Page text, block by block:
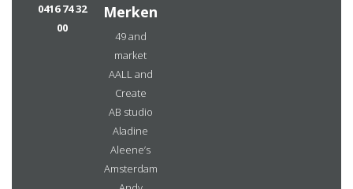
0416 74 32
00
Merken
49 and
market
AALL and
Create
AB studio
Aladine
Aleene’s
Amsterdam